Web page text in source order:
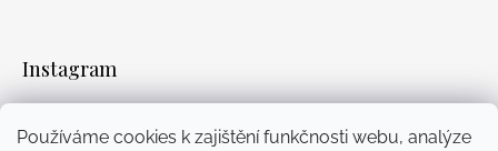
Používáme cookies k zajištění funkčnosti webu, analýze
Instagram